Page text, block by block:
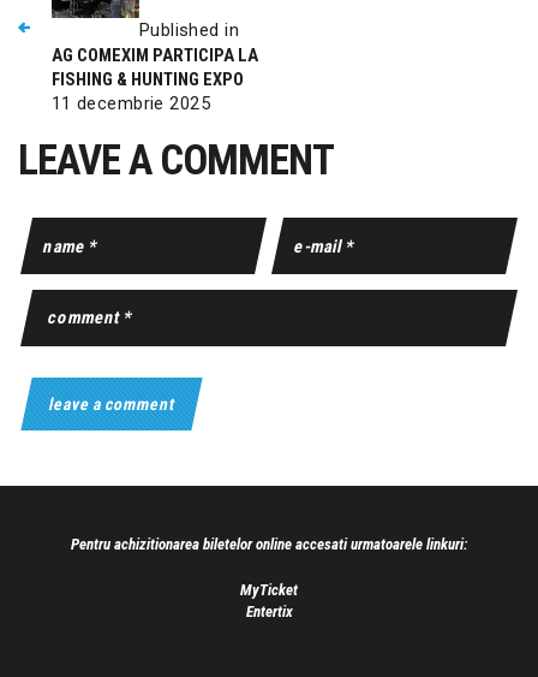
Published in
AG COMEXIM PARTICIPA LA
FISHING & HUNTING EXPO
11 decembrie 2025
LEAVE A COMMENT
Pentru achizitionarea biletelor online accesati urmatoarele linkuri:
MyTicket
Entertix